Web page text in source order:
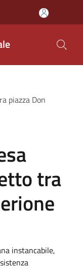
piazza Don
tra
instancabile,